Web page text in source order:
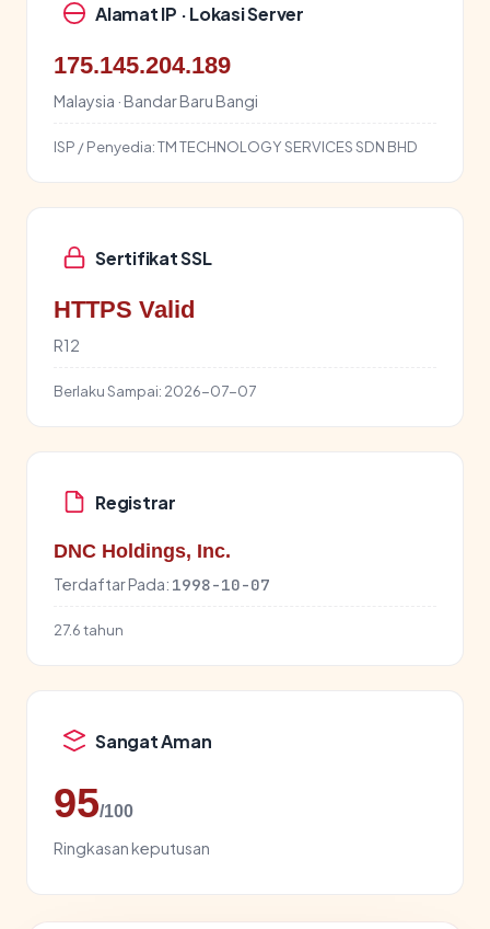
Alamat IP · Lokasi Server
175.145.204.189
Malaysia · Bandar Baru Bangi
ISP / Penyedia:TM TECHNOLOGY SERVICES SDN BHD
Sertifikat SSL
HTTPS Valid
R12
Berlaku Sampai: 2026-07-07
Registrar
DNC Holdings, Inc.
Terdaftar Pada: 1998-10-07
27.6 tahun
Sangat Aman
95/100
Ringkasan keputusan